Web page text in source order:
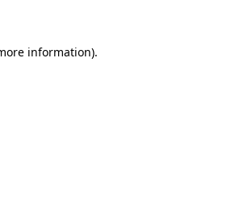
information).